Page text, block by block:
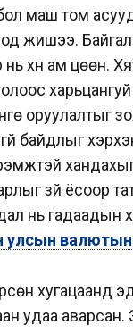
маш том
тод жишээ.
хүн ам цөөн.
оруулалтыг
байдлыг
зүй ёсоор
нь гадаадын
улсын валютын
хугацаанд
удаа